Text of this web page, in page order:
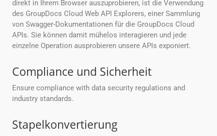
direkt in Ihrem Browser auszuprobieren, ist die Verwendung
des GroupDocs Cloud Web API Explorers, einer Sammlung
von Swagger-Dokumentationen für die GroupDocs Cloud
APIs. Sie können damit mühelos interagieren und jede
einzelne Operation ausprobieren unsere APIs exponiert.
Compliance und Sicherheit
Ensure compliance with data security regulations and
industry standards.
Stapelkonvertierung